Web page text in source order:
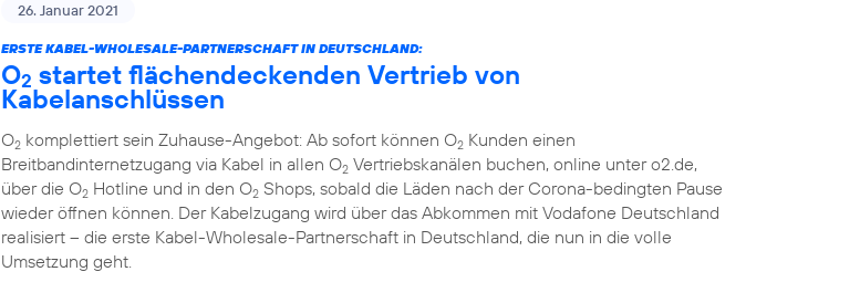
26. Januar 2021
ERSTE KABEL-WHOLESALE-PARTNERSCHAFT IN DEUTSCHLAND:
O2 startet flächendeckenden Vertrieb von
Kabelanschlüssen
O2 komplettiert sein Zuhause-Angebot: Ab sofort können O2 Kunden einen
Breitbandinternetzugang via Kabel in allen O2 Vertriebskanälen buchen, online unter o2.de,
über die O2 Hotline und in den O2 Shops, sobald die Läden nach der Corona-bedingten Pause
wieder öffnen können. Der Kabelzugang wird über das Abkommen mit Vodafone Deutschland
realisiert – die erste Kabel-Wholesale-Partnerschaft in Deutschland, die nun in die volle
Umsetzung geht.